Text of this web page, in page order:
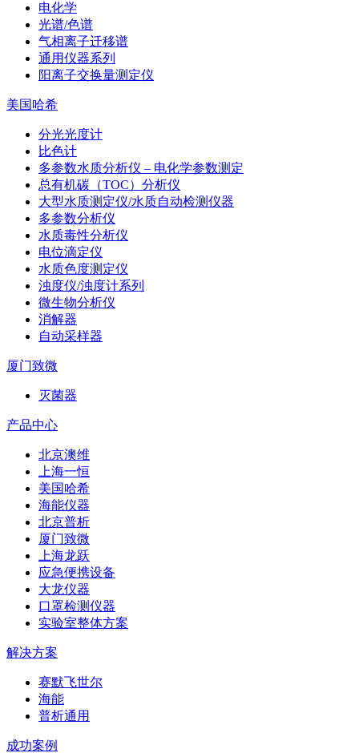
电化学
光谱/色谱
气相离子迁移谱
通用仪器系列
阳离子交换量测定仪
美国哈希
分光光度计
比色计
多参数水质分析仪 – 电化学参数测定
总有机碳（TOC）分析仪
大型水质测定仪/水质自动检测仪器
多参数分析仪
水质毒性分析仪
电位滴定仪
水质色度测定仪
浊度仪/浊度计系列
微生物分析仪
消解器
自动采样器
厦门致微
灭菌器
产品中心
北京澳维
上海一恒
美国哈希
海能仪器
北京普析
厦门致微
上海龙跃
应急便携设备
大龙仪器
口罩检测仪器
实验室整体方案
解决方案
赛默飞世尔
海能
普析通用
成功案例